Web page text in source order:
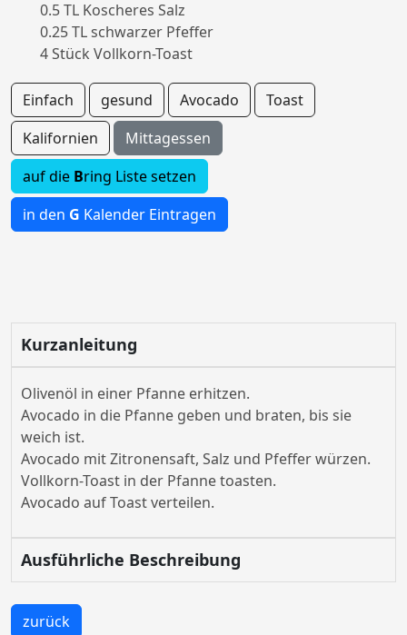
0.5 TL Koscheres Salz
0.25 TL schwarzer Pfeffer
4 Stück Vollkorn-Toast
Einfach gesund Avocado
Toast
Kalifornien
Mittagessen
auf die Bring Liste setzen
in den G Kalender Eintragen
Kurzanleitung
Olivenöl in einer Pfanne erhitzen.
Avocado in die Pfanne geben und braten, bis sie
weich ist.
Avocado mit Zitronensaft, Salz und Pfeffer würzen.
Vollkorn-Toast in der Pfanne toasten.
Avocado auf Toast verteilen.
Ausführliche Beschreibung
zurück